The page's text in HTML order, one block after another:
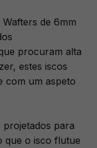
de 6mm
procuram alta
estes iscos
com um aspeto
projetados para
que o isco flutue